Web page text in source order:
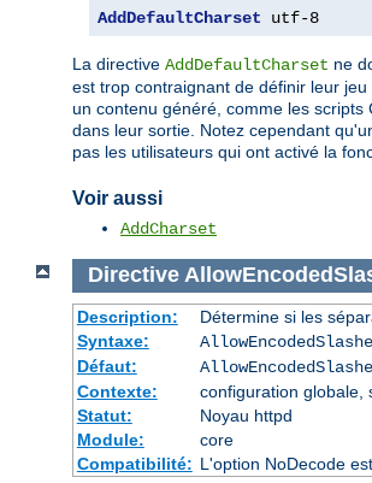
AddDefaultCharset utf-8
La directive AddDefaultCharset ne
est trop contraignant de définir leur
un contenu généré, comme les
dans leur sortie. Notez cependant
pas les utilisateurs qui ont activé la
Voir aussi
AddCharset
Directive
Description:
Détermine si les
Syntaxe:
Défaut:
Contexte:
configuration globale,
Statut:
Noyau httpd
Module:
core
Compatibilité: L'option NoDecode